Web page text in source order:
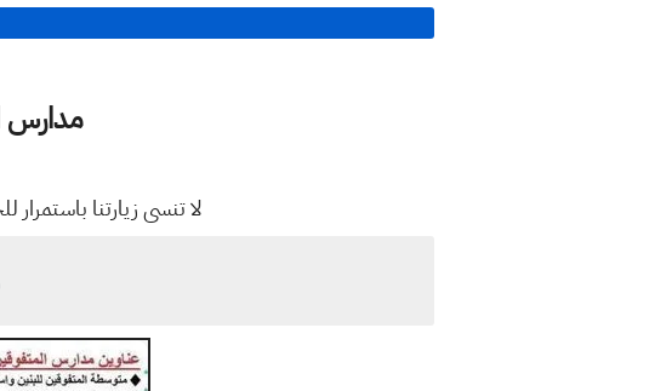
مدارس
لا تنسى زيارتنا